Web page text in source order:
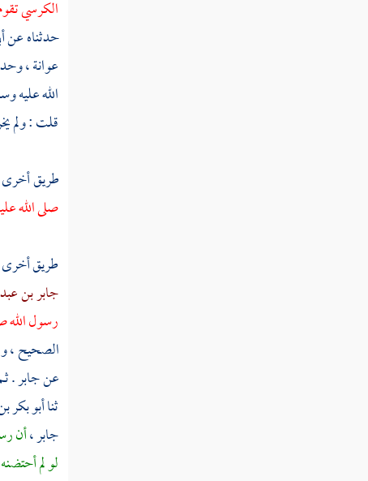
الكرسي
حدثناه عن
عوانة ،
الله عليه
قلت : ولم
طريق
صلى الله
طريق
جابر بن
رسول الله
الصحيح ،
عنجابر.
ثناأبو بكر
جابر ،أن
لو لم